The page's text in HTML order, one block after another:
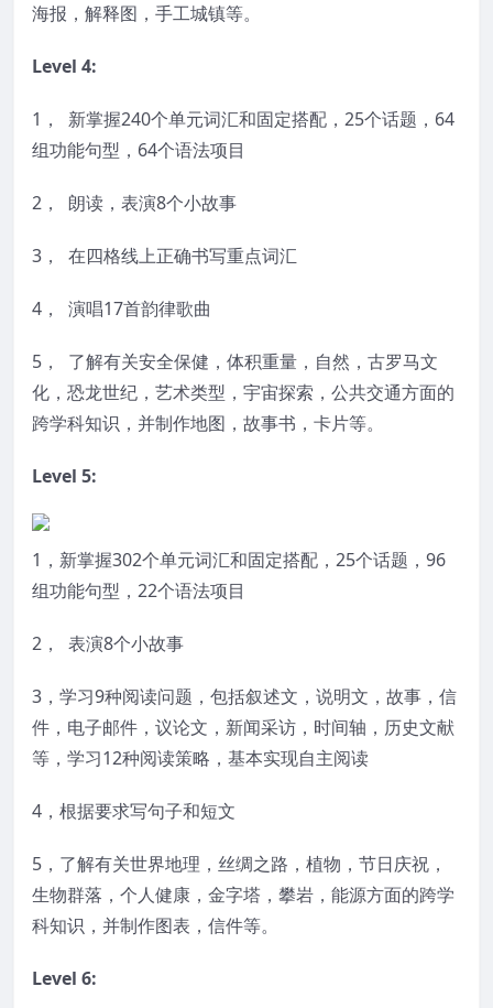
海报，解释图，手工城镇等。
Level 4:
1， 新掌握240个单元词汇和固定搭配，25个话题，64
组功能句型，64个语法项目
2， 朗读，表演8个小故事
3， 在四格线上正确书写重点词汇
4， 演唱17首韵律歌曲
5， 了解有关安全保健，体积重量，自然，古罗马文
化，恐龙世纪，艺术类型，宇宙探索，公共交通方面的
跨学科知识，并制作地图，故事书，卡片等。
Level 5:
1，新掌握302个单元词汇和固定搭配，25个话题，96
组功能句型，22个语法项目
2， 表演8个小故事
3，学习9种阅读问题，包括叙述文，说明文，故事，信
件，电子邮件，议论文，新闻采访，时间轴，历史文献
等，学习12种阅读策略，基本实现自主阅读
4，根据要求写句子和短文
5，了解有关世界地理，丝绸之路，植物，节日庆祝，
生物群落，个人健康，金字塔，攀岩，能源方面的跨学
科知识，并制作图表，信件等。
Level 6: